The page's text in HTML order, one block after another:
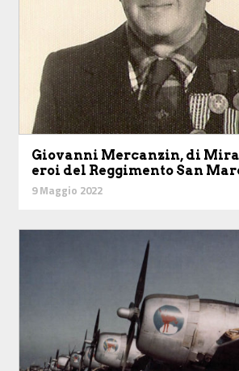
Giovanni Mercanzin, di
eroi del Reggimento San
9 Maggio 2022